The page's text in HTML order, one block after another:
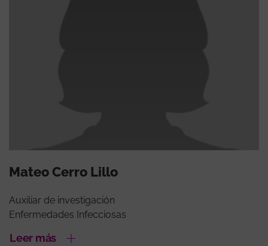
Mateo Cerro Lillo
Auxiliar de investigación
Enfermedades Infecciosas
Leer más